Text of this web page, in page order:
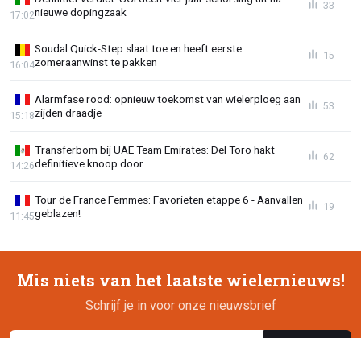
nieuwe dopingzaak
17:02
33
Soudal Quick-Step slaat toe en heeft eerste
zomeraanwinst te pakken
16:04
15
Alarmfase rood: opnieuw toekomst van wielerploeg aan
zijden draadje
15:18
53
Transferbom bij UAE Team Emirates: Del Toro hakt
definitieve knoop door
14:26
62
Tour de France Femmes: Favorieten etappe 6 - Aanvallen
geblazen!
11:45
19
Mis niets van het laatste wielernieuws!
Schrijf je in voor onze nieuwsbrief